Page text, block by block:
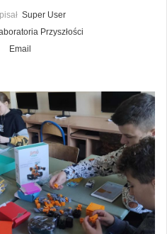
Super User
Przyszłości
Email